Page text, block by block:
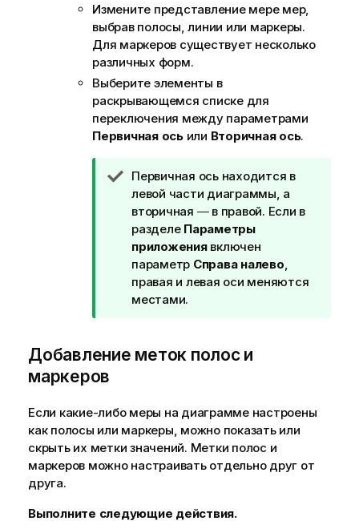
Измените представление мере мер,
выбрав полосы, линии или маркеры.
Для маркеров существует несколько
различных форм.
Выберите элементы в
раскрывающемся списке для
переключения между параметрами
Первичная осьили Вторичная ось.
П
р
и
м
е
ч
а
н
к
е
Первичная ось находится в
левой части диаграммы, а
вторичная ― в правой. Если в
разделе Параметры
приложениявключен
параметр Справа налево
правая и левая оси меняются
местами.
Добавление меток полос и
маркеров
Если какие-либо меры на диаграмме настроены
как полосы или маркеры, можно показать или
скрыть их метки значений. Метки полос и
маркеров можно настраивать отдельно друг от
друга.
Выполните следующие действия.